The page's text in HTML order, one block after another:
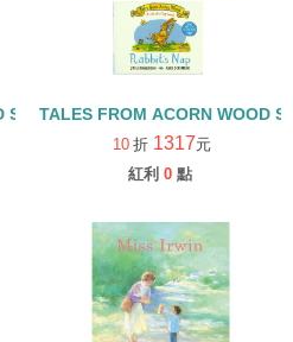
COLLECTION 觀察探索組/
TALES FROM ACORN WOOD
10 折 1317元
紅利 0 點